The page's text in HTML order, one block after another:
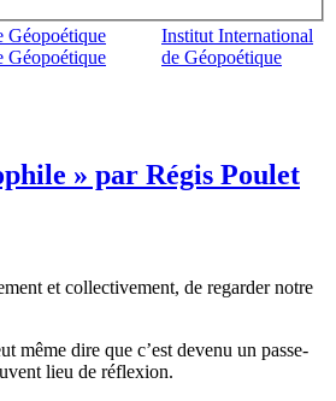
Institut International
de Géopoétique
» par Régis Poulet
et collectivement, de regarder notre
même dire que c’est devenu un passe-
lieu de réflexion.